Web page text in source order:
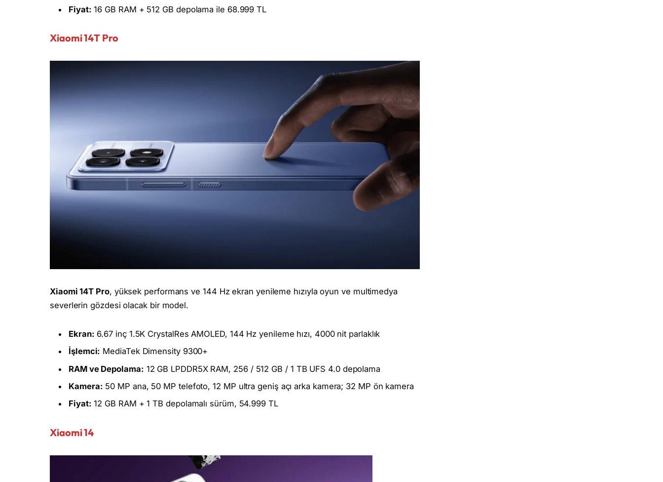
Fiyat: 16 GB RAM + 512 GB depolama ile 68.999 TL
Xiaomi 14T Pro
Xiaomi 14T Pro, yüksek performans ve 144 Hz ekran yenileme hızıyla oyun ve multimedya
severlerin gözdesi olacak bir model.
Ekran: 6.67 inç 1.5K CrystalRes AMOLED, 144 Hz yenileme hızı, 4000 nit parlaklık
İşlemci: MediaTek Dimensity 9300+
RAM ve Depolama: 12 GB LPDDR5X RAM, 256 / 512 GB / 1 TB UFS 4.0 depolama
Kamera: 50 MP ana, 50 MP telefoto, 12 MP ultra geniş açı arka kamera; 32 MP ön kamera
Fiyat: 12 GB RAM + 1 TB depolamalı sürüm, 54.999 TL
Xiaomi 14